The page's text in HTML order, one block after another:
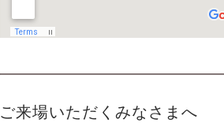
ご来場いただくみなさまへ